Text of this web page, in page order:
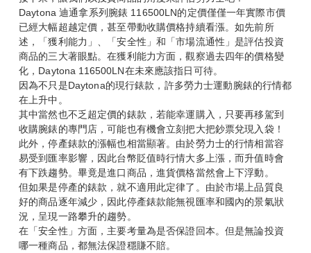
Daytona 迪通拿系列腕錶 116500LN的定價僅僅一年實際市價
已經大幅超越定價，甚至帶動收購價格持續看漲。如先前所
述，「獲利能力」、「安全性」和「市場流通性」是評估投資
商品的三大著眼點。在獲利能力方面，觀察過去四年的價格變
化，Daytona 116500LN在未來應該指日可待。
因為不只是Daytona的現行錶款，許多勞力士運動腕錶的行情都
在上升中。
其中當然也不乏超定價的錶款，若能幸運購入，只要再移駕到
收購腕錶的專門店，可能也有機會立刻把大把鈔票兌現入袋！
此外，停產錶款的漲幅也相當顯著。由於勞力士的行情相當容
易受到匯率影響，因此台幣貶值時行情大多上漲，而升值時會
有下跌趨勢。畢竟是進口商品，進貨價格當然會上下浮動。
但如果是停產的錶款，就不適用此定律了。由於市場上品質良
好的商品逐年減少，因此停產錶款能無視匯率和國內的景氣狀
況，呈現一路攀升的趨勢。
在「安全性」方面，主要考量為是否保證回本。但是無論投資
哪一種商品，都無法保證穩賺不賠。